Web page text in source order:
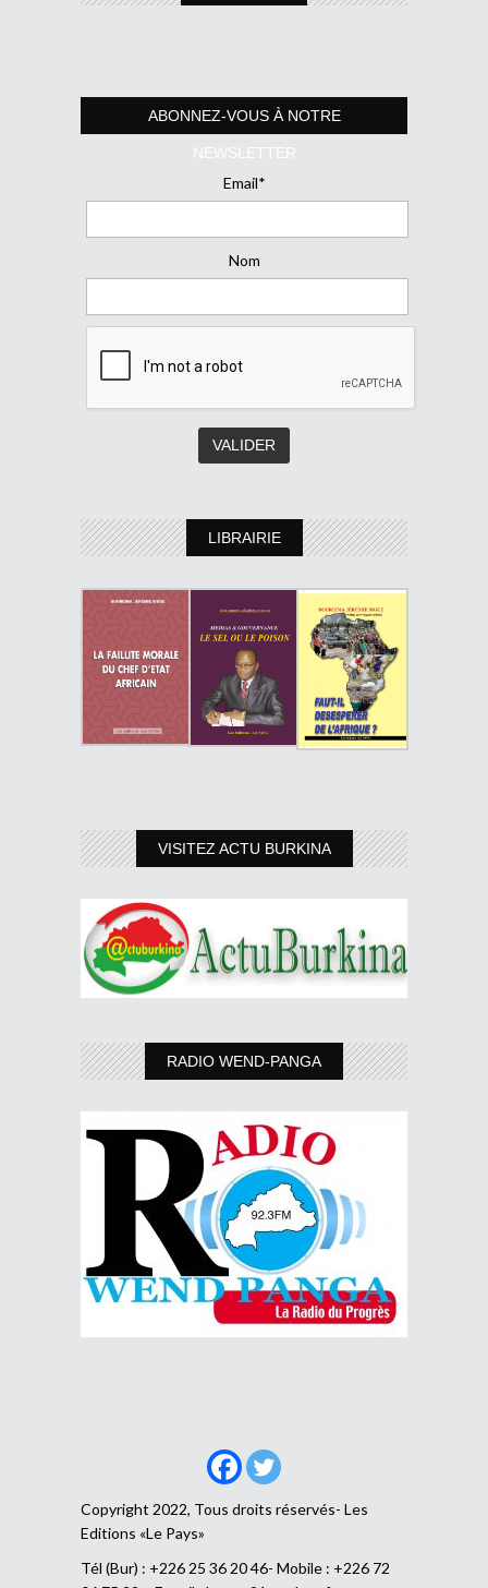
ABONNEZ-VOUS À NOTRE
NEWSLETTER
Email*
Nom
LIBRAIRIE
VISITEZ ACTU BURKINA
RADIO WEND-PANGA
Copyright 2022, Tous droits réservés- Les
Editions «Le Pays»
Tél (Bur) : +226 25 36 20 46- Mobile : +226 72